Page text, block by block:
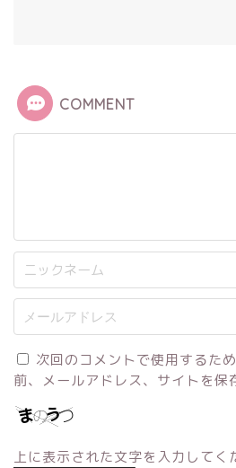
COMMENT
次回のコメントで使用するた
前、メールアドレス、サイトを保
上に表示された文字を入力してく